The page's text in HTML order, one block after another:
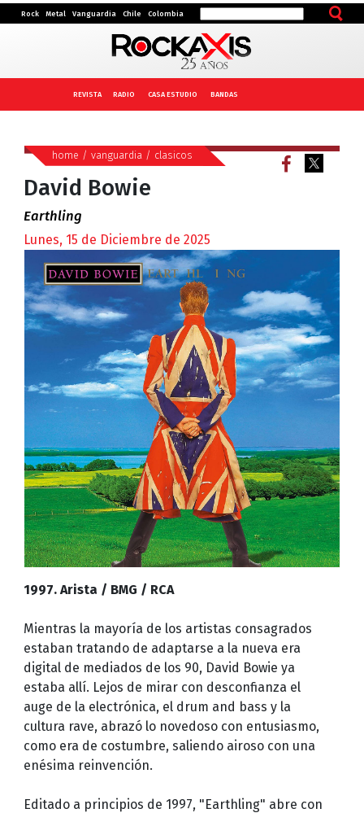
Rock Metal Vanguardia Chile Colombia
REVISTA RADIO CASA ESTUDIO BANDAS
home /vanguardia / clasicos
David Bowie
Earthling
Lunes, 15 de Diciembre de 2025
1997. Arista / BMG / RCA
Mientras la mayoría de los artistas consagrados
estaban tratando de adaptarse a la nueva era
digital de mediados de los 90, David Bowie ya
estaba allí. Lejos de mirar con desconfianza el
auge de la electrónica, el drum and bass y la
cultura rave, abrazó lo novedoso con entusiasmo,
como era de costumbre, saliendo airoso con una
enésima reinvención.
Editado a principios de 1997, "Earthling" abre con